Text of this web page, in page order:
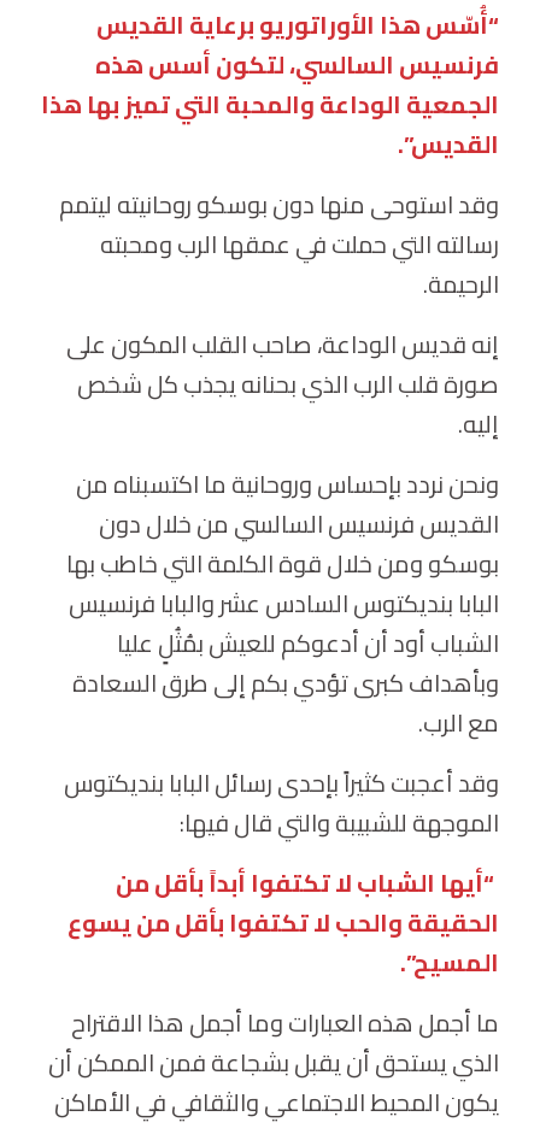
“أُسّس هذا الأوراتوريو برعاية القديس
فرنسيس السالسي، لتكون أسس هذه
الجمعية الوداعة والمحبة التي تميز بها هذا
القديس”.
وقد استوحى منها دون بوسكو روحانيته ليتمم
رسالته التي حملت في عمقها الرب ومحبته
الرحيمة.
إنه قديس الوداعة، صاحب القلب المكون على
صورة قلب الرب الذي بحنانه يجذب كل شخص
إليه.
ونحن نردد بإحساس وروحانية ما اكتسبناه من
القديس فرنسيس السالسي من خلال دون
بوسكو ومن خلال قوة الكلمة التي خاطب بها
البابا بنديكتوس السادس عشر والبابا فرنسيس
الشباب أود أن أدعوكم للعيش بمُثُلٍ عليا
وبأهداف كبرى تؤدي بكم إلى طرق السعادة
مع الرب.
وقد أعجبت كثيراً بإحدى رسائل البابا بنديكتوس
الموجهة للشبيبة والتي قال فيها:
“أيها الشباب لا تكتفوا أبداً بأقل من
الحقيقة والحب لا تكتفوا بأقل من يسوع
المسيح”.
ما أجمل هذه العبارات وما أجمل هذا الاقتراح
الذي يستحق أن يقبل بشجاعة فمن الممكن أن
يكون المحيط الاجتماعي والثقافي في الأماكن